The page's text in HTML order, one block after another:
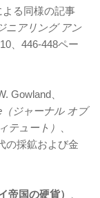
る同様の記事
ニアリング アン
、446-448ペー
Gowland、
（ジャーナル オブ
テュート）
の採鉱および金
国の硬貨）